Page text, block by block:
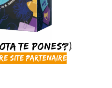
te pones?)
site partenaire